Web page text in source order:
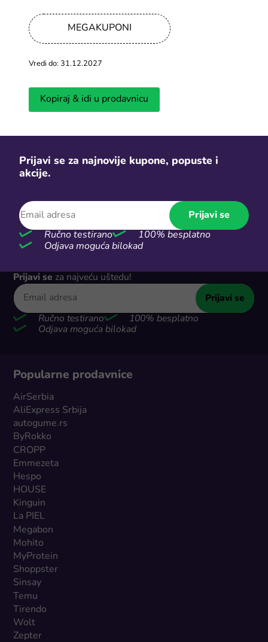
Vidi više
Prolećne akcije Dan
MegaKuponi bilten
Pretplatnici na naš bilten primaju najbolje kupone i akcije
Prijavi se za najveću uštedu!
Prijavi se
Ručno testirano
100% besplatno
Odjava moguća bilokad
Popularne prodavnice
AirSerbia
AliExpress Srbija
autogume.rs
ByRokko
CROPP
Emmezeta
Hespo
HOUSE
Kinguin
La PIEL
Megabon
Mohito
MyProtein
Shoppster
Sinsay
Temu
Tirendo
Wolt
Zepter
MEGAKUPONI
Vredi do: 31.12.2027
Kopiraj & idi u prodavnicu
Prijavi se za najnovije kupone, popuste i
akcije.
Prijavi se
Ručno testirano
100% besplatno
Odjava moguća bilokad